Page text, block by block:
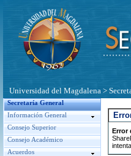
Universidad del Magdalena >
Error
Secretaría General
Información General
Consejo Superior
Consejo Académico
Acuerdos